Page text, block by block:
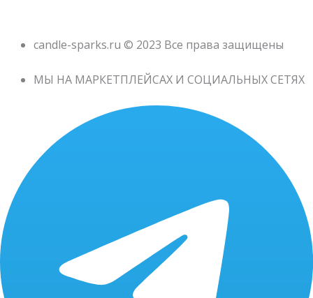
candle-sparks.ru © 2023 Все права защищены
МЫ НА МАРКЕТПЛЕЙСАХ И СОЦИАЛЬНЫХ СЕТЯХ